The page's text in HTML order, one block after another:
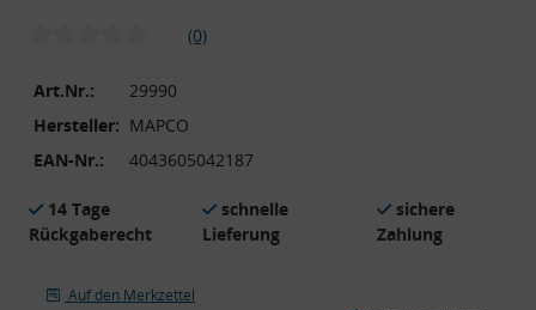
(0)
Art.Nr.:
29990
Hersteller: MAPCO
EAN-Nr.:
4043605042187
14 Tage
Rückgaberecht
schnelle
Lieferung
sichere
Zahlung
Auf den Merkzettel